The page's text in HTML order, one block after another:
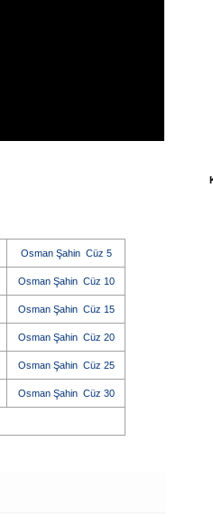
Osman Şahin Cüz 5
Osman Şahin Cüz 10
Osman Şahin Cüz 15
Osman Şahin Cüz 20
Osman Şahin Cüz 25
Osman Şahin Cüz 30